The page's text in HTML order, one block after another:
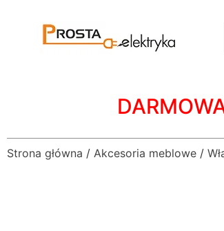
Strona główna / Akcesoria meblowe /